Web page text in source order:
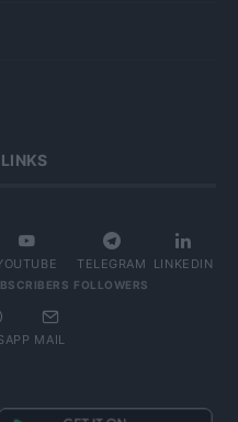
TELEGRAM
FOLLOWERS
LINKEDIN
MAIL